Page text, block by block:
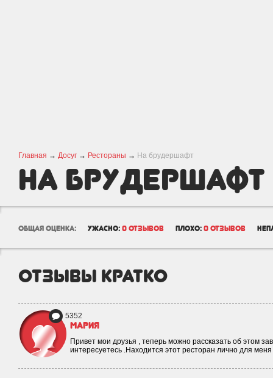
Главная → Досуг → Рестораны → На брудершафт
На брудершафт
общая оценка: ужасно: 0 отзывов плохо: 0 отзывов
отзывы кратко
5352
Мария
Привет мои друзья , теперь можно рассказать об этом
интересуетесь .Находится этот ресторан лично для